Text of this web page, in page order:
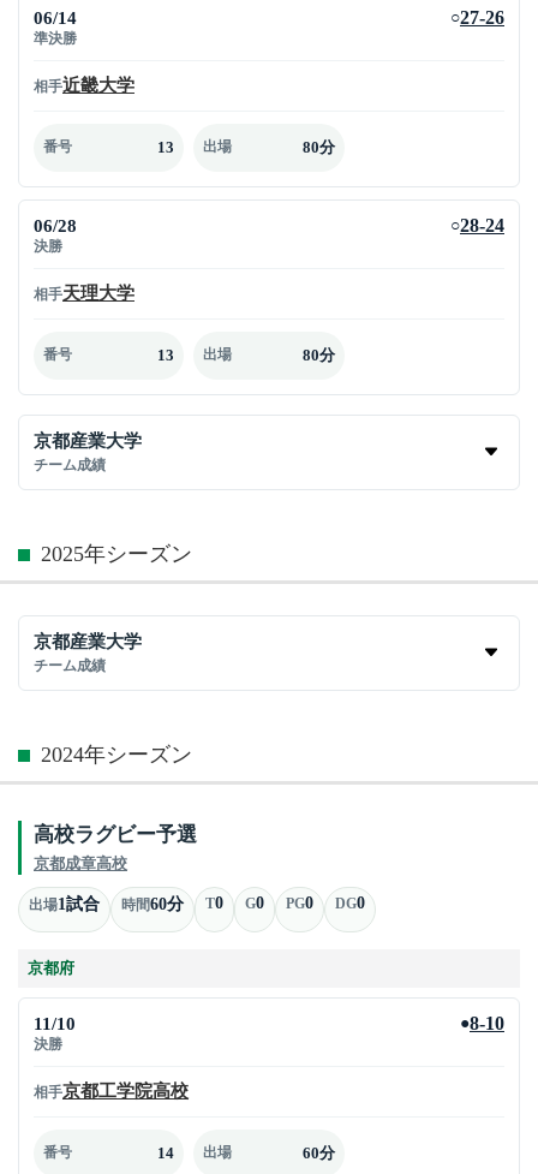
06/14
準決勝
○27-26
相手近畿大学
番号 13 出場 80分
06/28
決勝
○28-24
相手天理大学
番号 13 出場 80分
京都産業大学
チーム成績
2025年シーズン
京都産業大学
チーム成績
2024年シーズン
高校ラグビー予選
京都成章高校
出場1試合 時間60分 T0 G0 PG0 DG0
京都府
11/10
決勝
●8-10
相手京都工学院高校
番号 14 出場 60分